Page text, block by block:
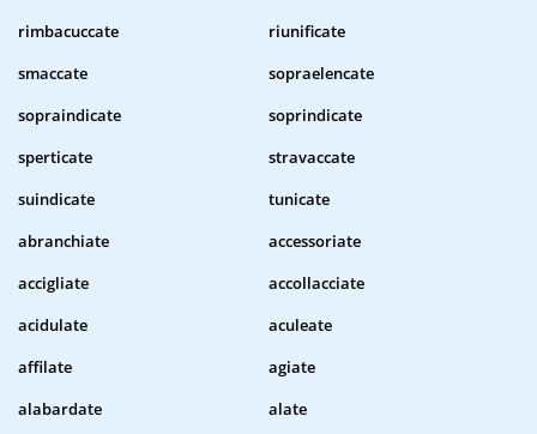
rimbacuccate
riunificate
smaccate
sopraelencate
sopraindicate
soprindicate
sperticate
stravaccate
suindicate
tunicate
abranchiate
accessoriate
accigliate
accollacciate
acidulate
aculeate
affilate
agiate
alabardate
alate